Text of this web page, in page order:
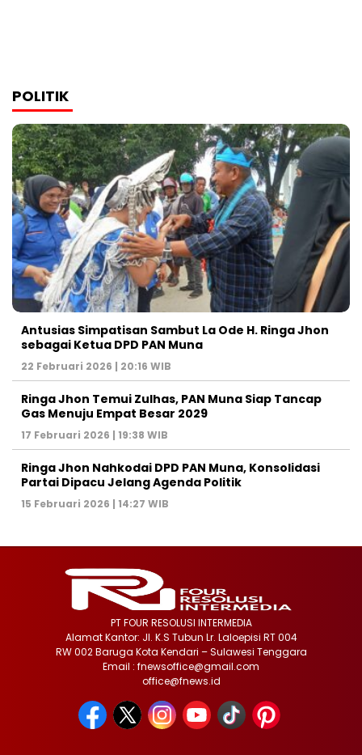
POLITIK
Antusias Simpatisan Sambut La Ode H. Ringa Jhon
sebagai Ketua DPD PAN Muna
22 Februari 2026 | 20:16 WIB
Ringa Jhon Temui Zulhas, PAN Muna Siap Tancap
Gas Menuju Empat Besar 2029
17 Februari 2026 | 19:38 WIB
Ringa Jhon Nahkodai DPD PAN Muna, Konsolidasi
Partai Dipacu Jelang Agenda Politik
15 Februari 2026 | 14:27 WIB
PT FOUR RESOLUSI INTERMEDIA
Alamat Kantor: Jl. K.S Tubun Lr. Laloepisi RT 004
RW 002 Baruga Kota Kendari – Sulawesi Tenggara
Email : fnewsoffice@gmail.com
office@fnews.id